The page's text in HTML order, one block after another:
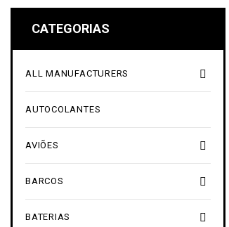
CATEGORIAS

ALL MANUFACTURERS
AUTOCOLANTES

AVIÕES

BARCOS

BATERIAS